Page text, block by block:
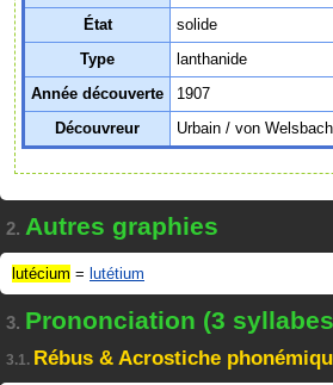
État
solide
Type
lanthanide
Année découverte
1907
Découvreur
Urbain / von
2. Autres graphies
lutécium = lutétium
3. Prononciation (3
3.1. Rébus & Acrostiche